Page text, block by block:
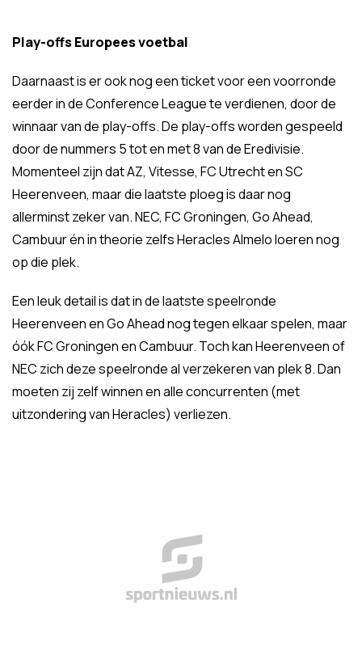
Play-offs Europees voetbal
Daarnaast is er ook nog een ticket voor een voorronde
eerder in de Conference League te verdienen, door de
winnaar van de play-offs. De play-offs worden gespeeld
door de nummers 5 tot en met 8 van de Eredivisie.
Momenteel zijn dat AZ, Vitesse, FC Utrecht en SC
Heerenveen, maar die laatste ploeg is daar nog
allerminst zeker van. NEC, FC Groningen, Go Ahead,
Cambuur én in theorie zelfs Heracles Almelo loeren nog
op die plek.
Een leuk detail is dat in de laatste speelronde
Heerenveen en Go Ahead nog tegen elkaar spelen, maar
óók FC Groningen en Cambuur. Toch kan Heerenveen of
NEC zich deze speelronde al verzekeren van plek 8. Dan
moeten zij zelf winnen en alle concurrenten (met
uitzondering van Heracles) verliezen.